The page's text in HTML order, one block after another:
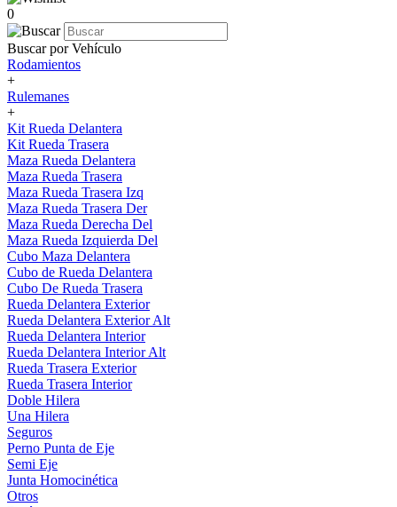
0
Buscar por Vehículo
Rodamientos
+
Rulemanes
+
Kit Rueda Delantera
Kit Rueda Trasera
Maza Rueda Delantera
Maza Rueda Trasera
Maza Rueda Trasera Izq
Maza Rueda Trasera Der
Maza Rueda Derecha Del
Maza Rueda Izquierda Del
Cubo Maza Delantera
Cubo de Rueda Delantera
Cubo De Rueda Trasera
Rueda Delantera Exterior
Rueda Delantera Exterior Alt
Rueda Delantera Interior
Rueda Delantera Interior Alt
Rueda Trasera Exterior
Rueda Trasera Interior
Doble Hilera
Una Hilera
Seguros
Perno Punta de Eje
Semi Eje
Junta Homocinética
Otros